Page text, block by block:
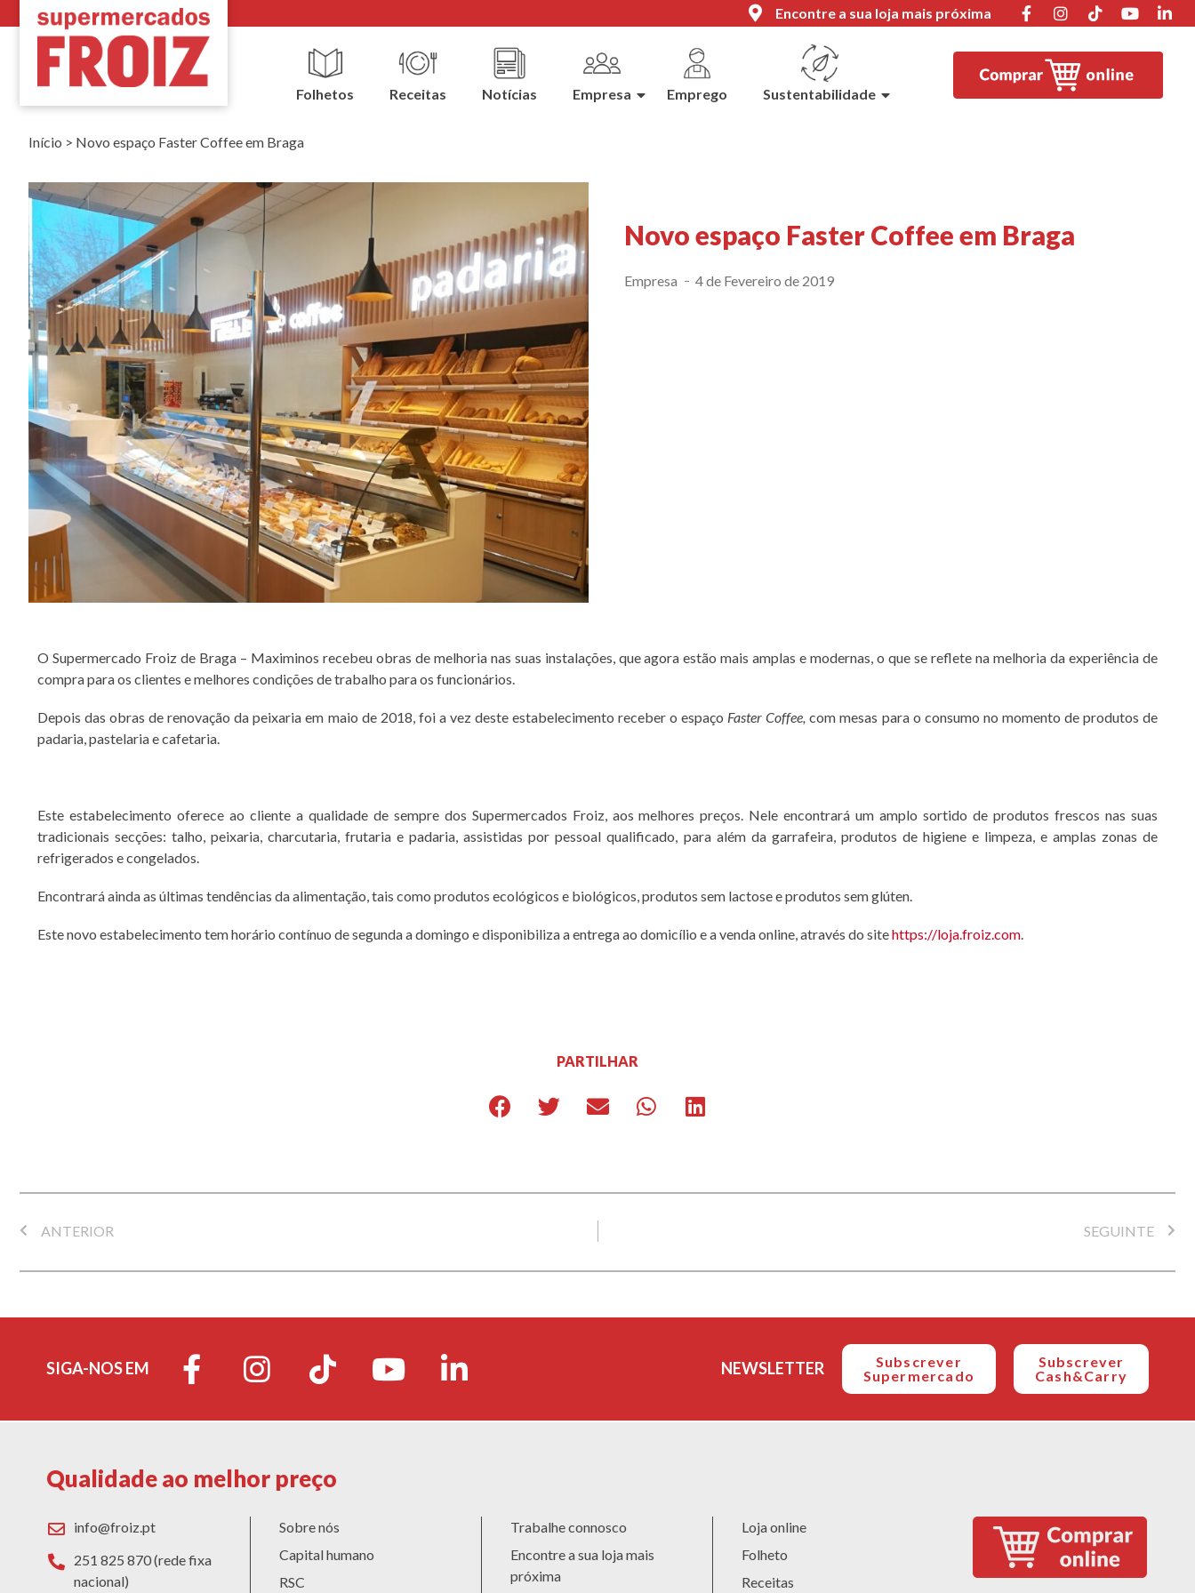
Encontre a sua loja mais próxima
Folhetos Receitas Notícias Empresa Emprego Sustentabilidade
Início > Novo espaço Faster Coffee em Braga
Novo espaço Faster Coffee em Braga
Empresa 4 de Fevereiro de 2019
O Supermercado Froiz de Braga – Maximinos recebeu obras de melhoria nas suas instalações, que agora estão mais amplas e modernas, o que se reflete na melhoria da experiência de
compra para os clientes e melhores condições de trabalho para os funcionários.
Depois das obras de renovação da peixaria em maio de 2018, foi a vez deste estabelecimento receber o espaço Faster Coffee, com mesas para o consumo no momento de produtos de
padaria, pastelaria e cafetaria.
Este estabelecimento oferece ao cliente a qualidade de sempre dos Supermercados Froiz, aos melhores preços. Nele encontrará um amplo sortido de produtos frescos nas suas
tradicionais secções: talho, peixaria, charcutaria, frutaria e padaria, assistidas por pessoal qualificado, para além da garrafeira, produtos de higiene e limpeza, e amplas zonas de
refrigerados e congelados.
Encontrará ainda as últimas tendências da alimentação, tais como produtos ecológicos e biológicos, produtos sem lactose e produtos sem glúten.
Este novo estabelecimento tem horário contínuo de segunda a domingo e disponibiliza a entrega ao domicílio e a venda online, através do sitehttps://loja.froiz.com.
PARTILHAR
ANTERIOR SEGUINTE
SIGA-NOS EM NEWSLETTER
Subscrever
Supermercado
Subscrever
Cash&Carry
Qualidade ao melhor preço
info@froiz.pt
251 825 870 (rede fixa
nacional)
Sobre nós
Capital humano
RSC
Trabalhe connosco
Encontre a sua loja mais
próxima
Loja online
Folheto
Receitas